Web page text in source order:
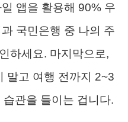
앱을 활용해 90% 우
국민은행 중 나의 주
하세요. 마지막으로,
말고 여행 전까지 2~3
습관을 들이는 겁니다.